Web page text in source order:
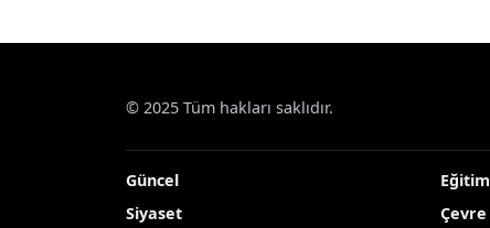
© 2025 Tüm hakları saklıdır.
Güncel
Siyaset
Eğitim
Çevre